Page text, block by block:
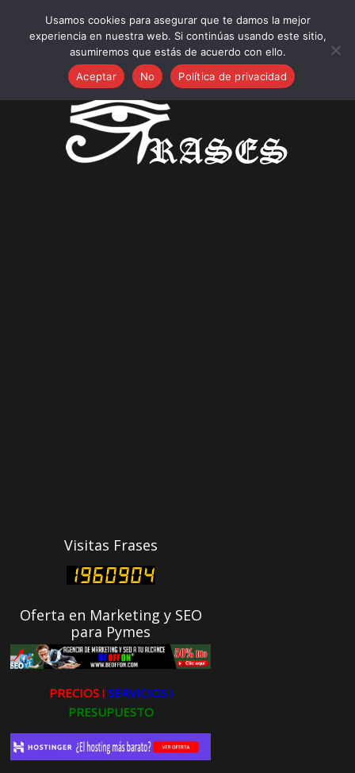
jueves, agosto 6, 2026
Frases nuevas:
Frases sobre Soluciones Ecológicas para el Hogar,
Jardines Sostenibles e Inteligentes
25 Frases Navideñas para Empresas: Felicitaciones
Profesionales para tus Clientes
25 Frases para Día de la Inmaculada Concepción!
25 Frases sobre Encuestas
25 Frases bonitas y exitosas sobre España, nuevos
Visitas Frases
Oferta en Marketing y SEO
para Pymes
PRECIOS ǀ SERVICIOS ǀ
PRESUPUESTO
Usamos cookies para asegurar que te damos la mejor
experiencia en nuestra web. Si continúas usando este sitio,
asumiremos que estás de acuerdo con ello.
Aceptar
No Política de privacidad